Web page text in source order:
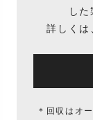
し
詳しくは
＊回収はオ